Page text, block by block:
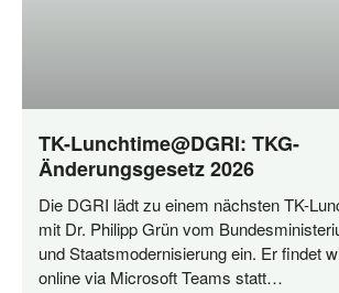
TK-Lunchtime@DGRI: TKG-
Änderungsgesetz 2026
Die DGRI lädt zu einem nächs­ten TK-
mit Dr. Phil­ipp Grün vom
und Staats­mo­der­ni­sie­rung ein. Er fin­det
online via Micro­soft Teams statt…